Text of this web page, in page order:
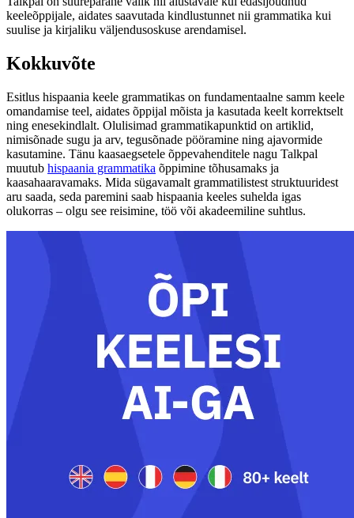
keeleõppijale, aidates saavutada kindlustunnet nii grammatika kui
suulise ja kirjaliku väljendusoskuse arendamisel.
Kokkuvõte
Esitlus hispaania keele grammatikas on fundamentaalne samm keele
omandamise teel, aidates õppijal mõista ja kasutada keelt korrektselt
ning enesekindlalt. Olulisimad grammatikapunktid on artiklid,
nimisõnade sugu ja arv, tegusõnade pööramine ning ajavormide
kasutamine. Tänu kaasaegsetele õppevahenditele nagu Talkpal
muutub hispaania grammatika õppimine tõhusamaks ja
kaasahaaravamaks. Mida sügavamalt grammatilistest struktuuridest
aru saada, seda paremini saab hispaania keeles suhelda igas
olukorras – olgu see reisimine, töö või akadeemiline suhtlus.